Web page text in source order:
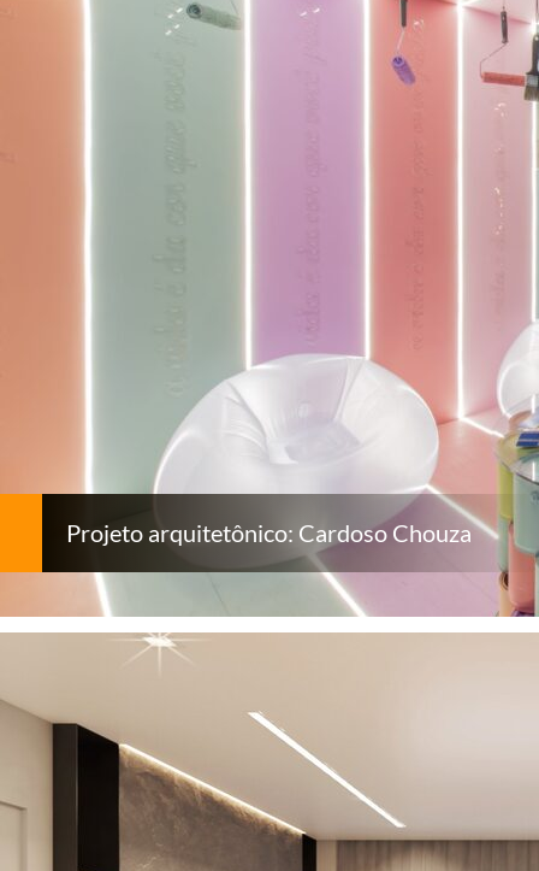
Projeto arquitetônico: Cardoso Chouza